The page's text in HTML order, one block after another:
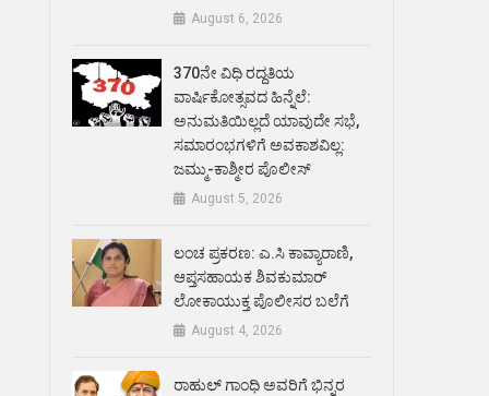
August 6, 2026
370ನೇ ವಿಧಿ ರದ್ದತಿಯ
ವಾರ್ಷಿಕೋತ್ಸವದ ಹಿನ್ನೆಲೆ:
ಅನುಮತಿಯಿಲ್ಲದೆ ಯಾವುದೇ ಸಭೆ,
ಸಮಾರಂಭಗಳಿಗೆ ಅವಕಾಶವಿಲ್ಲ:
ಜಮ್ಮು-ಕಾಶ್ಮೀರ ಪೊಲೀಸ್
August 5, 2026
ಲಂಚ ಪ್ರಕರಣ: ಎ.ಸಿ ಕಾವ್ಯಾರಾಣಿ,
ಆಪ್ತಸಹಾಯಕ ಶಿವಕುಮಾರ್‌
ಲೋಕಾಯುಕ್ತ ಪೊಲೀಸರ ಬಲೆಗೆ
August 4, 2026
ರಾಹುಲ್ ಗಾಂಧಿ ಅವರಿಗೆ ಭಿನ್ನರ